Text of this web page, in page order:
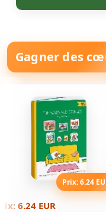
Gagner des
Prix: 6.24
6.24 EUR